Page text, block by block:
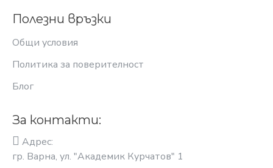
Полезни връзки
Общи условия
Политика за поверителност
Блог
За контакти:
Адрес:
гр. Варна, ул. "Академик Курчатов" 1